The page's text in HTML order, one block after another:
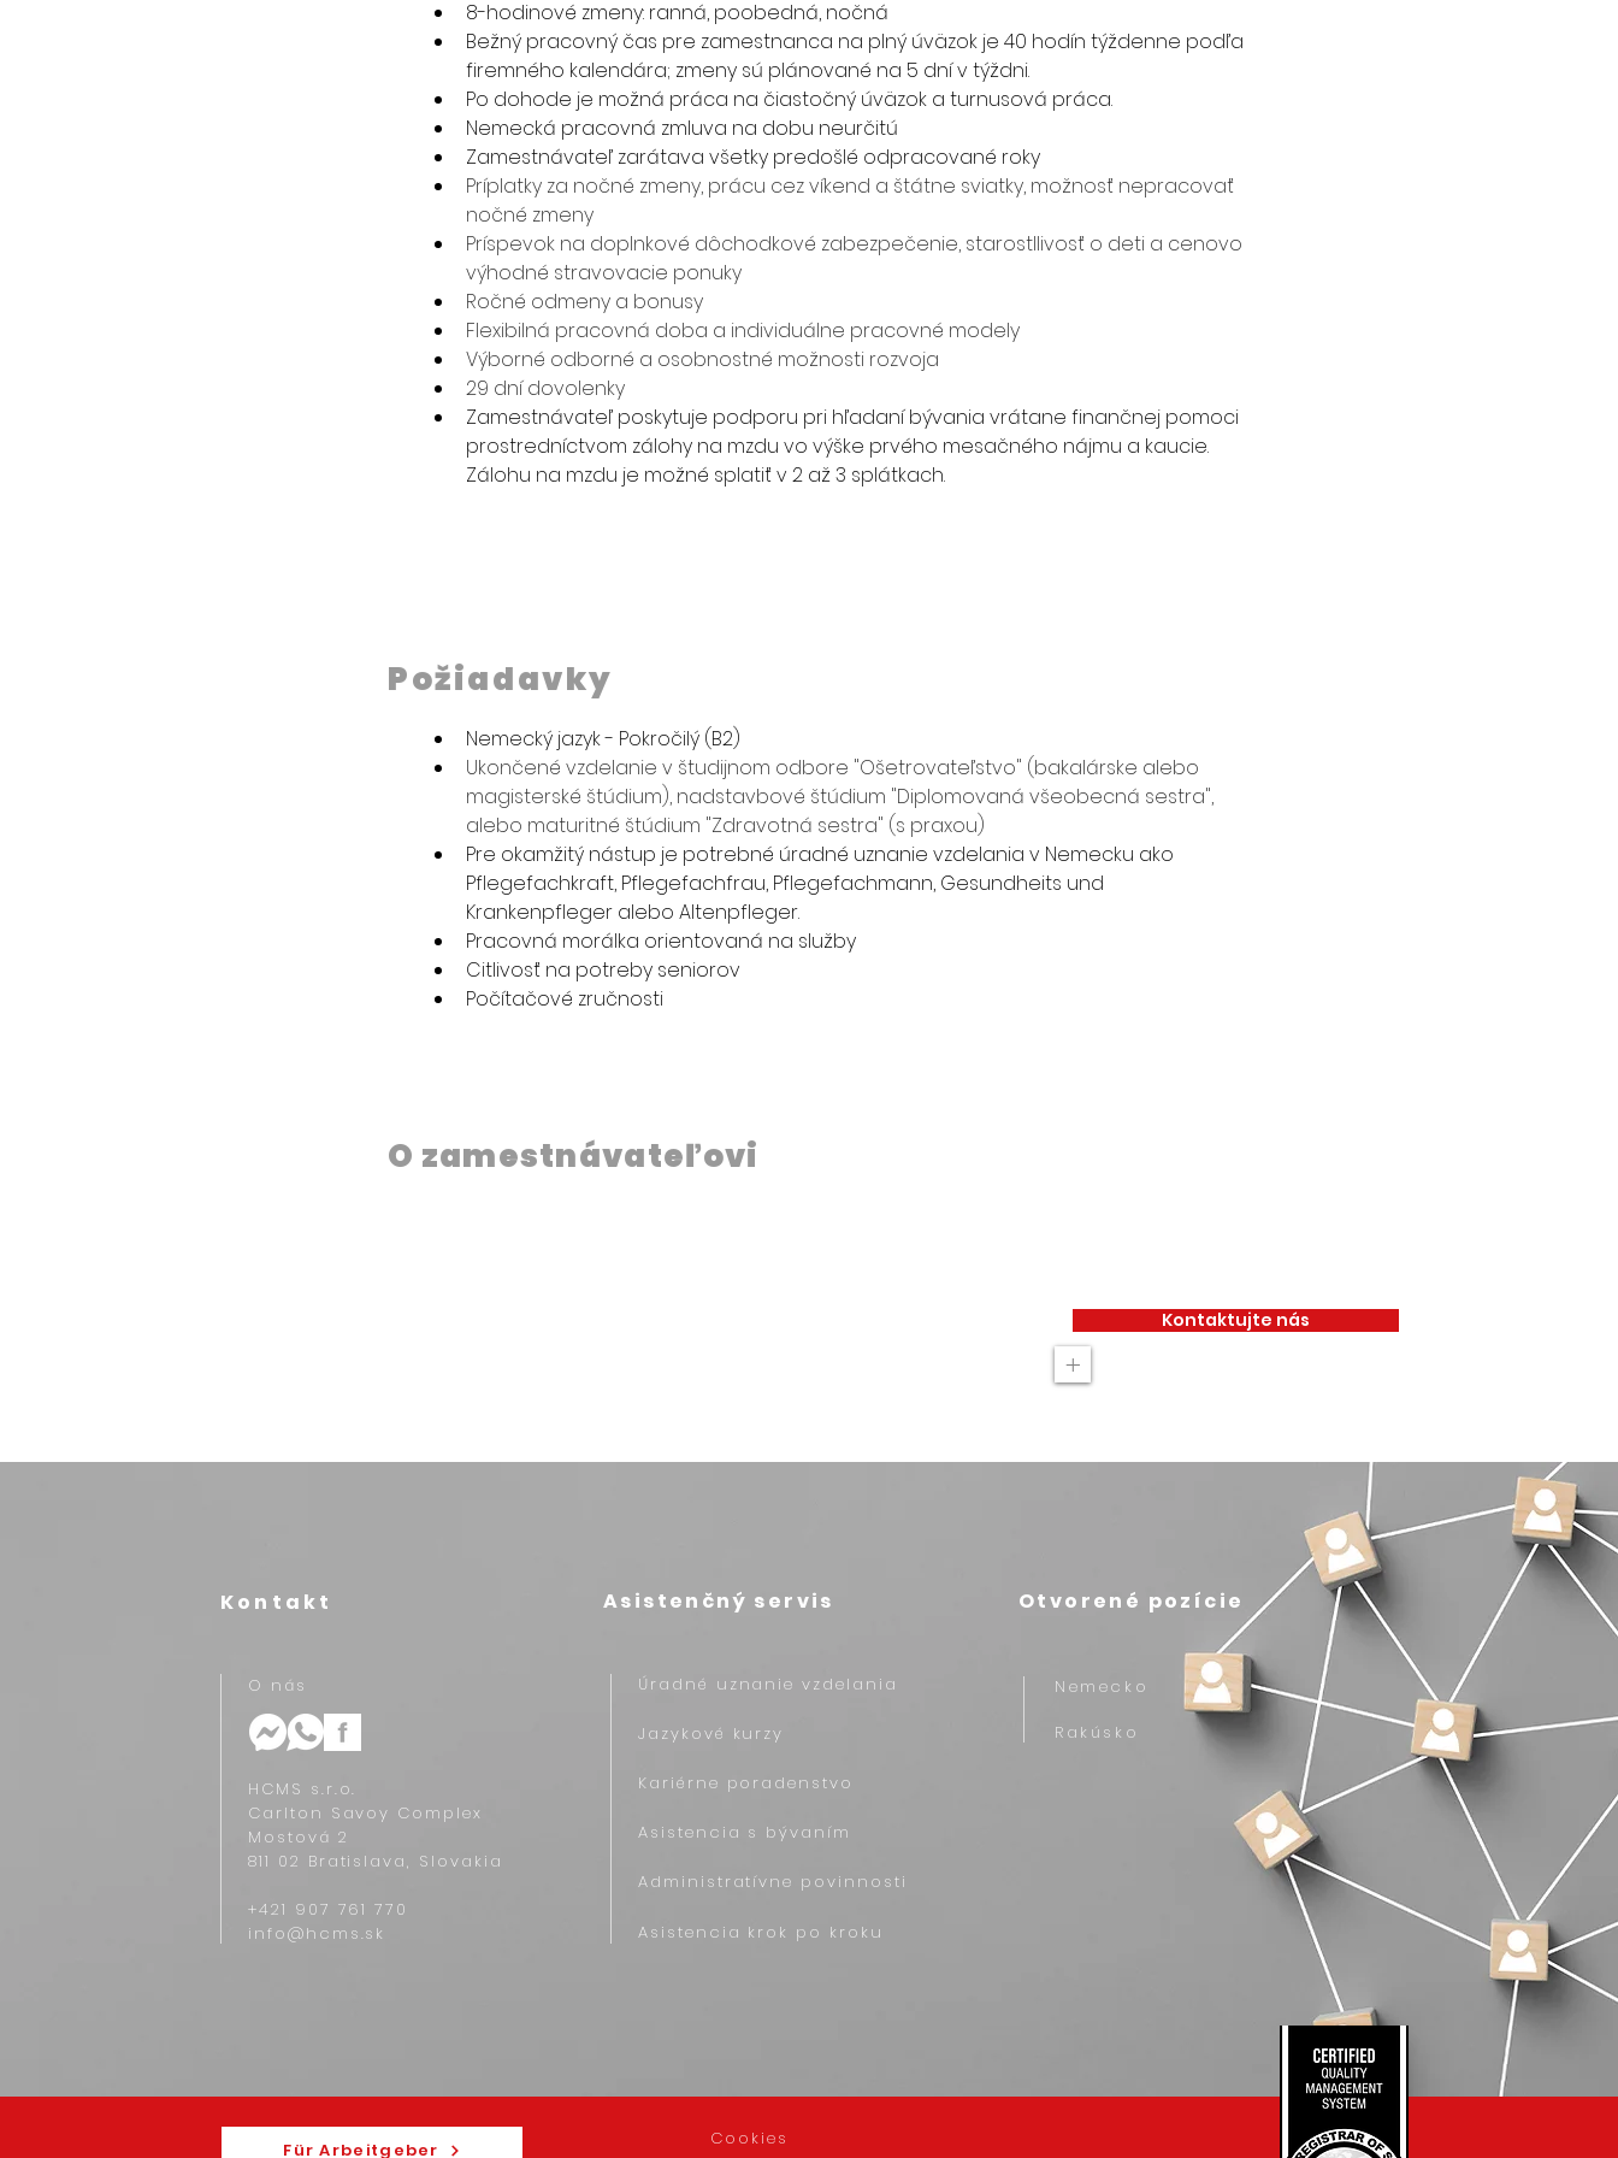
8-hodinové zmeny: ranná, poobedná, nočná
Bežný pracovný čas pre zamestnanca na plný úväzok je 40 hodín týždenne podľa
firemného kalendára; zmeny sú plánované na 5 dní v týždni.
Po dohode je možná práca na čiastočný úväzok a turnusová práca.
Nemecká pracovná zmluva na dobu neurčitú
Zamestnávateľ zarátava všetky predošlé odpracované roky
Príplatky za nočné zmeny, prácu cez víkend a štátne sviatky, možnosť nepracovať
nočné zmeny
Príspevok na doplnkové dôchodkové zabezpečenie, starostllivosť o deti a cenovo
výhodné stravovacie ponuky
Ročné odmeny a bonusy
Flexibilná pracovná doba a individuálne pracovné modely
Výborné odborné a osobnostné možnosti rozvoja
29 dní dovolenky
Zamestnávateľ poskytuje podporu pri hľadaní bývania vrátane finančnej pomoci
prostredníctvom zálohy na mzdu vo výške prvého mesačného nájmu a kaucie.
Zálohu na mzdu je možné splatiť v 2 až 3 splátkach.
Požiadavky
Nemecký jazyk - Pokročilý (B2)
Ukončené vzdelanie v študijnom odbore "Ošetrovateľstvo" (bakalárske alebo
magisterské štúdium), nadstavbové štúdium "Diplomovaná všeobecná sestra",
alebo maturitné štúdium "Zdravotná sestra" (s praxou)
Pre okamžitý nástup je potrebné úradné uznanie vzdelania v Nemecku ako
Pflegefachkraft, Pflegefachfrau, Pflegefachmann, Gesundheits und
Krankenpfleger alebo Altenpfleger.
Pracovná morálka orientovaná na služby
Citlivosť na potreby seniorov
Počítačové zručnosti
O zamestnávateľovi
Kontaktujte nás
+
Kontakt
O nás
HCMS s.r.o.
Carlton Savoy Complex
Mostová 2
811 02 Bratislava, Slovakia
+421 907 761 770‬
info@hcms.sk
Asistenčný servis
Úradné uznanie vzdelania
Jazykové kurzy
Kariérne poradenstvo
Asistencia s bývaním
Administratívne povinnosti
Asistencia krok po kroku
Otvorené pozície
Nemecko
Rakúsko
Für Arbeitgeber
Cookies